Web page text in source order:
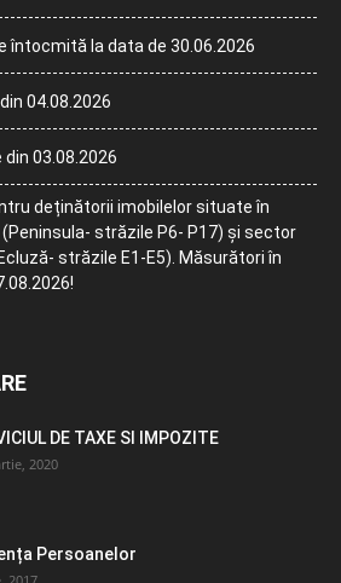
întocmită la data de 30.06.2026
04.08.2026
03.08.2026
deținătorii imobilelor situate în
străzile P6- P17) și sector
străzile E1-E5). Măsurători în
DE TAXE SI IMPOZITE
2020
Persoanelor